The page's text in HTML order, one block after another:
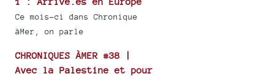
Ce mois-ci dans Chronique
àMer, on parle
CHRONIQUES ÀMER #38 |
Avec la Palestine et pour